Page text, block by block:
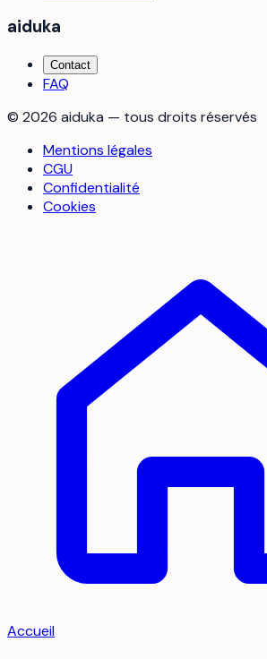
aiduka
Contact
FAQ
© 2026 aiduka — tous droits réservés
Mentions légales
CGU
Confidentialité
Cookies
Accueil